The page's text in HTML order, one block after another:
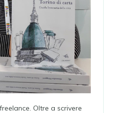
Oltre a scrivere